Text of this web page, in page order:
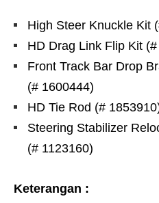
High Steer Knuckle Kit
HD Drag Link Flip Kit
Front Track Bar Drop
(# 1600444)
HD Tie Rod (#
Steering Stabilizer
(# 1123160)
Keterangan :